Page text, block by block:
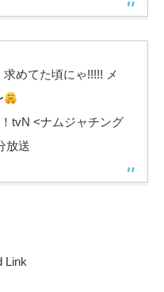
めてた頃にゃ!!!!! メ
tvN <ナムジャチング
放送
Link